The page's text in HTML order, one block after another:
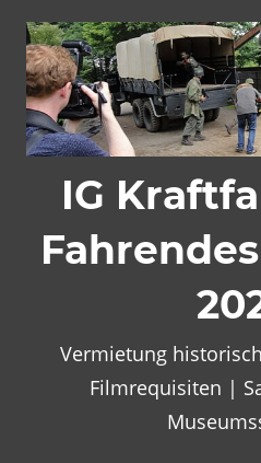
Inhalt
springen
IG
Vermietung
Filmrequisiten |